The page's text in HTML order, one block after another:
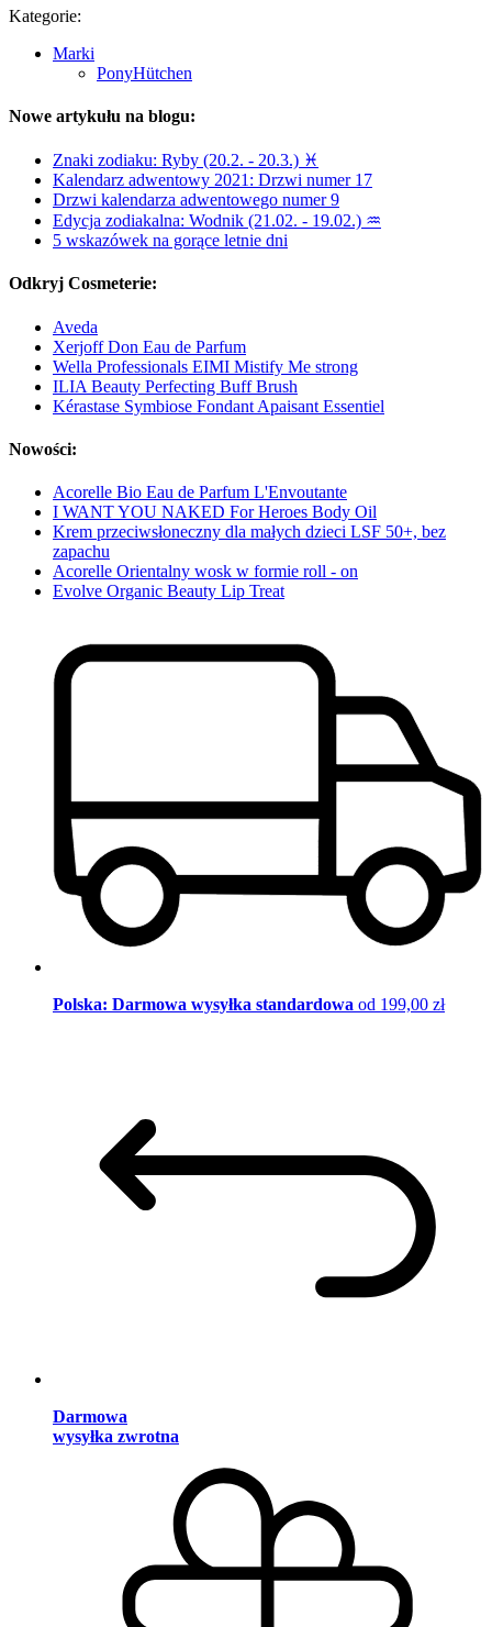
Kategorie:
Marki
PonyHütchen
Nowe artykułu na blogu:
Znaki zodiaku: Ryby (20.2. - 20.3.) ♓
Kalendarz adwentowy 2021: Drzwi numer 17
Drzwi kalendarza adwentowego numer 9
Edycja zodiakalna: Wodnik (21.02. - 19.02.) ♒
5 wskazówek na gorące letnie dni
Odkryj Cosmeterie:
Aveda
Xerjoff Don Eau de Parfum
Wella Professionals EIMI Mistify Me strong
ILIA Beauty Perfecting Buff Brush
Kérastase Symbiose Fondant Apaisant Essentiel
Nowości:
Acorelle Bio Eau de Parfum L'Envoutante
I WANT YOU NAKED For Heroes Body Oil
Krem przeciwsłoneczny dla małych dzieci LSF 50+, bez
zapachu
Acorelle Orientalny wosk w formie roll - on
Evolve Organic Beauty Lip Treat
Polska: Darmowa wysyłka standardowa od 199,00 zł
Darmowa
wysyłka zwrotna